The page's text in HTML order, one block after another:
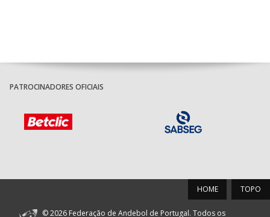
PATROCINADORES OFICIAIS
TOPO
HOME
© 2026 Federação de Andebol de Portugal. Todos os